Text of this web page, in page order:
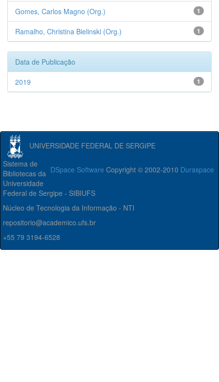
1
Gomes, Carlos Magno (Org.)
1
Ramalho, Christina Bielinski (Org.)
Data de Publicação
1
2019
UNIVERSIDADE FEDERAL DE SERGIPE
DSpace Software Copyright © 2002-2010 Duraspace
Sistema de
Bibliotecas da
Universidade
Federal de Sergipe - SIBIUFS
Núcleo de Tecnologia da Informação - NTI
repositorio@academico.ufs.br
+55 79 3194-6528